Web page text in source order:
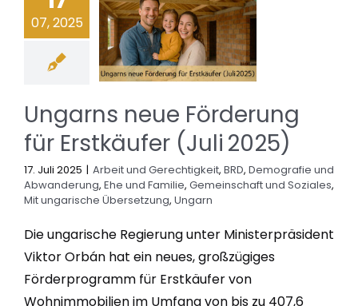
07, 2025
Ungarns neue Förderung
für Erstkäufer (Juli 2025)
17. Juli 2025 | Arbeit und Gerechtigkeit, BRD, Demografie und
Abwanderung, Ehe und Familie, Gemeinschaft und Soziales,
Mit ungarische Übersetzung, Ungarn
Die ungarische Regierung unter Ministerpräsident
Viktor Orbán hat ein neues, großzügiges
Förderprogramm für Erstkäufer von
Wohnimmobilien im Umfang von bis zu 407,6